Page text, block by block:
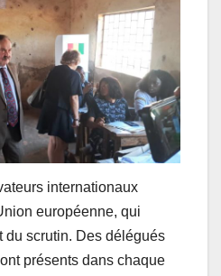
internationaux
européenne, qui
du scrutin. Des délégués
présents dans chaque